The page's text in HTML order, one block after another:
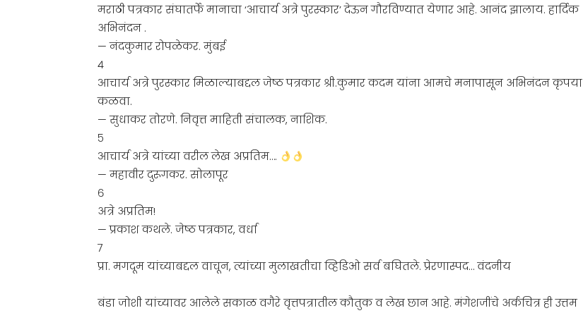
मराठी पत्रकार संघातर्फे मानाचा ‘आचार्य अत्रे पुरस्कार’ देऊन गौरविण्यात येणार आहे. आनंद झालाय. हार्दिक
अभिनंदन .
— नंदकुमार रोपळेकर. मुंबई
४
आचार्य अत्रे पुरस्कार मिळाल्याबद्दल जेष्ठ पत्रकार श्री.कुमार कदम यांना आमचे मनापासून अभिनंदन कृपया
कळवा.
— सुधाकर तोरणे. निवृत्त माहिती संचालक, नाशिक.
५
आचार्य अत्रे यांच्या वरील लेख अप्रतिम….
— महावीर दुरूगकर. सोलापूर
६
अत्रे अप्रतिम!
— प्रकाश कथले. जेष्ठ पत्रकार, वर्धा
७
प्रा. मगदूम यांच्याबद्दल वाचून, त्यांच्या मुलाखतीचा व्हिडिओ सर्व बघितले. प्रेरणास्पद… वंदनीय
बंडा जोशी यांच्यावर आलेले सकाळ वगैरे वृत्तपत्रातील कौतुक व लेख छान आहे. मंगेशजींचे अर्कचित्र ही उत्तम